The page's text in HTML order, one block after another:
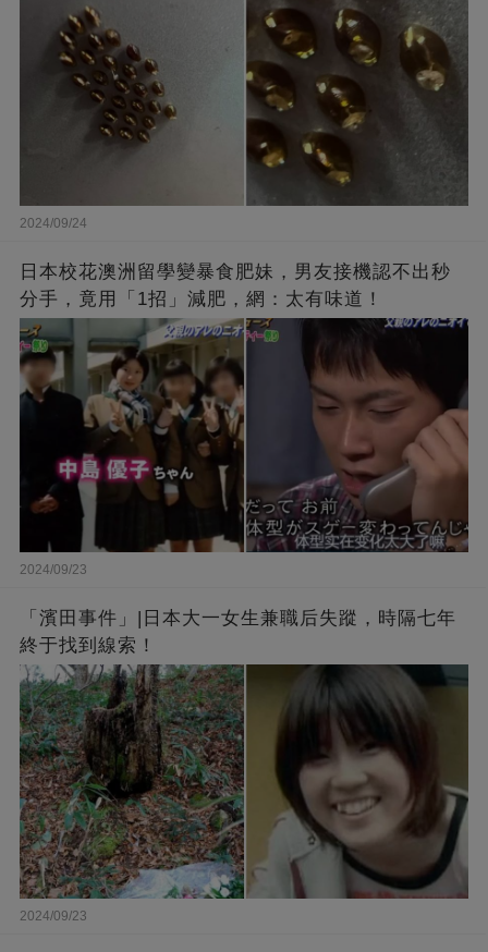
2024/09/24
日本校花澳洲留學變暴食肥妹，男友接機認不出秒
分手，竟用「1招」減肥，網：太有味道！
2024/09/23
「濱田事件」|日本大一女生兼職后失蹤，時隔七年
終于找到線索！
2024/09/23